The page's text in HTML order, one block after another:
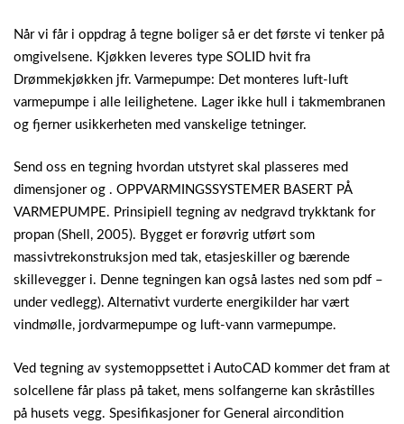
Når vi får i oppdrag å tegne boliger så er det første vi tenker på
omgivelsene. Kjøkken leveres type SOLID hvit fra
Drømmekjøkken jfr. Varmepumpe: Det monteres luft-luft
varmepumpe i alle leilighetene. Lager ikke hull i takmembranen
og fjerner usikkerheten med vanskelige tetninger.
Send oss en tegning hvordan utstyret skal plasseres med
dimensjoner og . OPPVARMINGSSYSTEMER BASERT PÅ
VARMEPUMPE. Prinsipiell tegning av nedgravd trykktank for
propan (Shell, 2005). Bygget er forøvrig utført som
massivtrekonstruksjon med tak, etasjeskiller og bærende
skillevegger i. Denne tegningen kan også lastes ned som pdf –
under vedlegg). Alternativt vurderte energikilder har vært
vindmølle, jordvarmepumpe og luft-vann varmepumpe.
Ved tegning av systemoppsettet i AutoCAD kommer det fram at
solcellene får plass på taket, mens solfangerne kan skråstilles
på husets vegg. Spesifikasjoner for General aircondition